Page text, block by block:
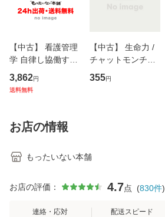
【中古】 看護管理
学 自律し協働する
専門職の看護マネ
ジメントスキル 改
恵 藤本幸三 / 南江
堂 [単行
3,862円
送料無料
【中古】 生命力 /
チャットモンチー /
キューンレコード
[CD]【メール便送
355円
お店の情報
もったいない本舗
お店の評価： 4.7点 (830件)
連絡・応対 配送スピード